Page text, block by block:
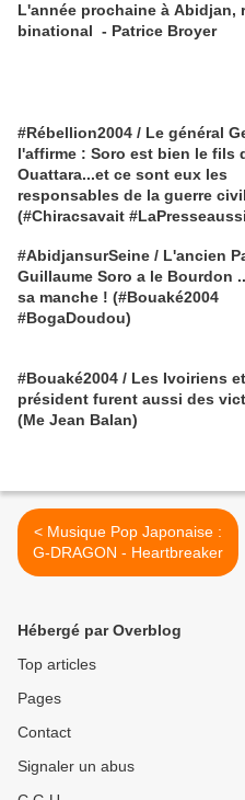
L'année prochaine à Abidjan,
binational - Patrice Broyer
#Rébellion2004 / Le général
l'affirme : Soro est bien le fils
Ouattara...et ce sont eux les
responsables de la guerre
(#Chiracsavait
#AbidjansurSeine / L'ancien
Guillaume Soro a le Bourdon
sa manche ! (#Bouaké2004
#BogaDoudou)
#Bouaké2004 / Les Ivoiriens
président furent aussi des
(Me Jean Balan)
< Musique Pop Japonaise :
G-DRAGON - Heartbreaker
Hébergé par Overblog
Top articles
Pages
Contact
Signaler un abus